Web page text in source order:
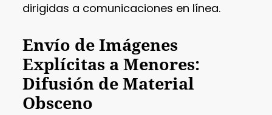
dirigidas a comunicaciones en línea.
Envío de Imágenes
Explícitas a Menores:
Difusión de Material
Obsceno